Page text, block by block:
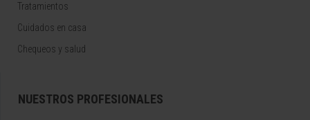
Tratamientos
Cuidados en casa
Chequeos y salud
NUESTROS PROFESIONALES